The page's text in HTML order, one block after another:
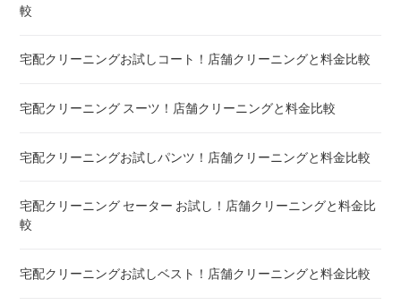
宅配クリーニング 絨毯・カーペット ! 料金 比較
宅配クリーニング シーツ ! 安いランキング
布団クリーニング 敷布団 ! 料金 比較
布団クリーニング ベビーふとん ! 料金 比較
較
宅配クリーニングお試しコート！店舗クリーニングと料金比較
宅配クリーニング スーツ！店舗クリーニングと料金比較
宅配クリーニングお試しパンツ！店舗クリーニングと料金比較
宅配クリーニング セーター お試し！店舗クリーニングと料金比
較
宅配クリーニングお試しベスト！店舗クリーニングと料金比較